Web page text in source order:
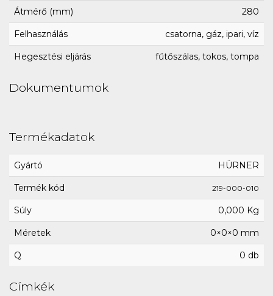
Átmérő (mm) 280
Felhasználás csatorna, gáz, ipari, víz
Hegesztési eljárás fűtőszálas, tokos, tompa
Dokumentumok
Termékadatok
Gyártó HÜRNER
Termék kód 219-000-010
Súly 0,000 Kg
Méretek 0×0×0 mm
Q 0 db
Címkék